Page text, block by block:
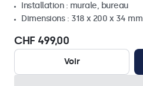
Installation : murale, bureau
Dimensions : 318 x 200 x 34 mm
CHF 499,00
Voir